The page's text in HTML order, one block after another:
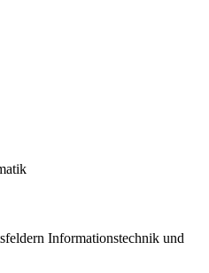
Informationstechnik und